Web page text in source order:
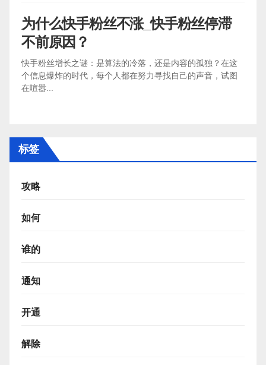
为什么快手粉丝不涨_快手粉丝停滞
不前原因？
快手粉丝增长之谜：是算法的冷落，还是内容的孤独？在这
个信息爆炸的时代，每个人都在努力寻找自己的声音，试图
在喧嚣...
标签
攻略
如何
谁的
通知
开通
解除